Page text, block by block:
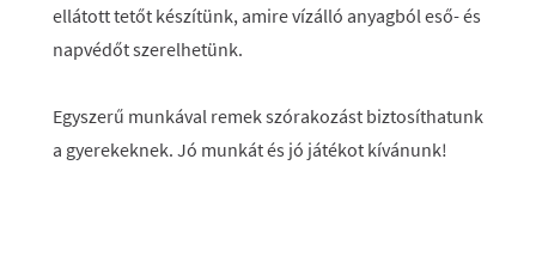
ellátott tetőt készítünk, amire vízálló anyagból eső- és
napvédőt szerelhetünk.
Egyszerű munkával remek szórakozást biztosíthatunk
a gyerekeknek. Jó munkát és jó játékot kívánunk!